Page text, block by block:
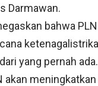
Darmawan.
bahwa
yang pernah
akan